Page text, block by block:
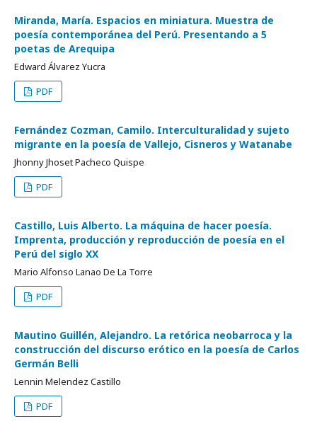
Miranda, María. Espacios en miniatura. Muestra de
poesía contemporánea del Perú. Presentando a 5
poetas de Arequipa
Edward Álvarez Yucra
PDF
Fernández Cozman, Camilo. Interculturalidad y sujeto
migrante en la poesía de Vallejo, Cisneros y Watanabe
Jhonny Jhoset Pacheco Quispe
PDF
Castillo, Luis Alberto. La máquina de hacer poesía.
Imprenta, producción y reproducción de poesía en el
Perú del siglo XX
Mario Alfonso Lanao De La Torre
PDF
Mautino Guillén, Alejandro. La retórica neobarroca y la
construcción del discurso erótico en la poesía de Carlos
Germán Belli
Lennin Melendez Castillo
PDF